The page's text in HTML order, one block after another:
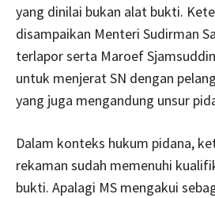
yang dinilai bukan alat bukti.
disampaikan Menteri Sudirman
terlapor serta Maroef
untuk menjerat SN dengan
yang juga mengandung unsur
Dalam konteks hukum pidana,
rekaman sudah memenuhi
bukti. Apalagi MS mengakui